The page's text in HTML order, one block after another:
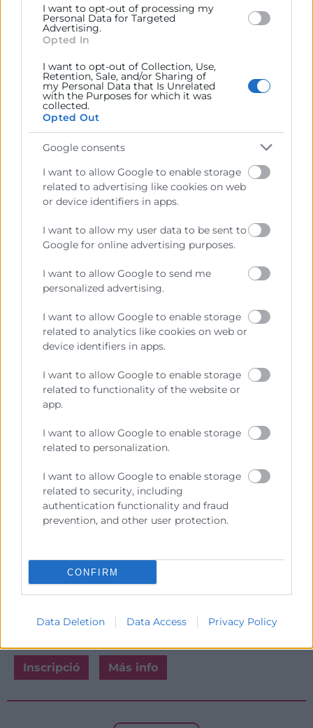
I want to opt-out of processing my
Personal Data for Targeted
Advertising.
Opted In
I want to opt-out of Collection, Use,
Retention, Sale, and/or Sharing of
my Personal Data that Is Unrelated
with the Purposes for which it was
collected.
Opted Out
Google consents
I want to allow Google to enable storage
related to advertising like cookies on web
or device identifiers in apps.
I want to allow my user data to be sent to
Google for online advertising purposes.
I want to allow Google to send me
personalized advertising.
I want to allow Google to enable storage
related to analytics like cookies on web or
device identifiers in apps.
I want to allow Google to enable storage
related to functionality of the website or
app.
I want to allow Google to enable storage
related to personalization.
I want to allow Google to enable storage
related to security, including
authentication functionality and fraud
prevention, and other user protection.
CONFIRM
Data Deletion Data Access Privacy Policy
Màrqueting i Vendes-Operacions-
07
Octubre
09:30 - 18:30
WP Agency Forum
Tics i Digitalització-Informàtica- Innovació-
Màrqueting i Vendes-Jornada
Aprendizaje y networking en un encuentro
profesional para agencias digitales especializadas
en WordPress
Inscripció Más info
21
Octubre
VDS 2026
Innovació-Màrqueting i Vendes-Jornada
Inscripció Más info